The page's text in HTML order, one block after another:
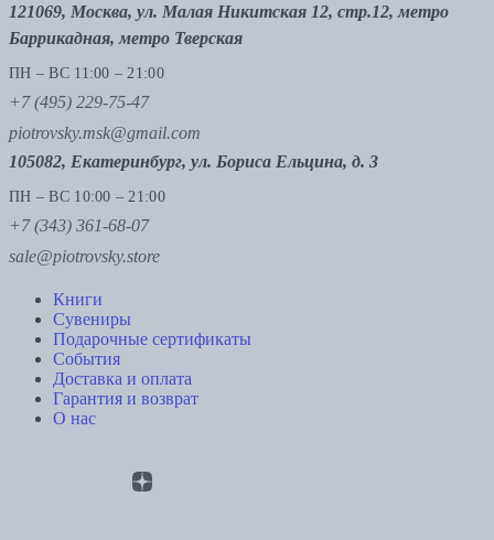
121069, Москва, ул. Малая Никитская 12, стр.12, метро
Баррикадная, метро Тверская
ПН – ВС 11:00 – 21:00
+7 (495) 229-75-47
piotrovsky.msk@gmail.com
105082, Екатеринбург, ул. Бориса Ельцина, д. 3
ПН – ВС 10:00 – 21:00
+7 (343) 361-68-07
sale@piotrovsky.store
Книги
Сувениры
Подарочные сертификаты
События
Доставка и оплата
Гарантия и возврат
О нас